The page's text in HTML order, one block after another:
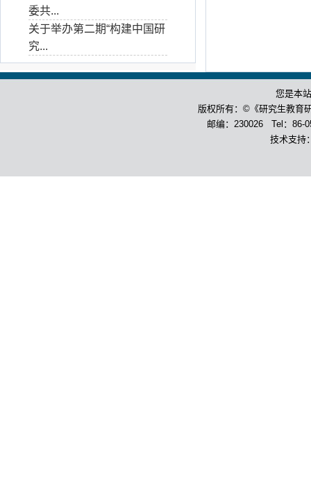
委共...
关于举办第二期“构建中国研
究...
您是本
版权所有：©《研究生教育
邮编：230026 Tel：86-
技术支持